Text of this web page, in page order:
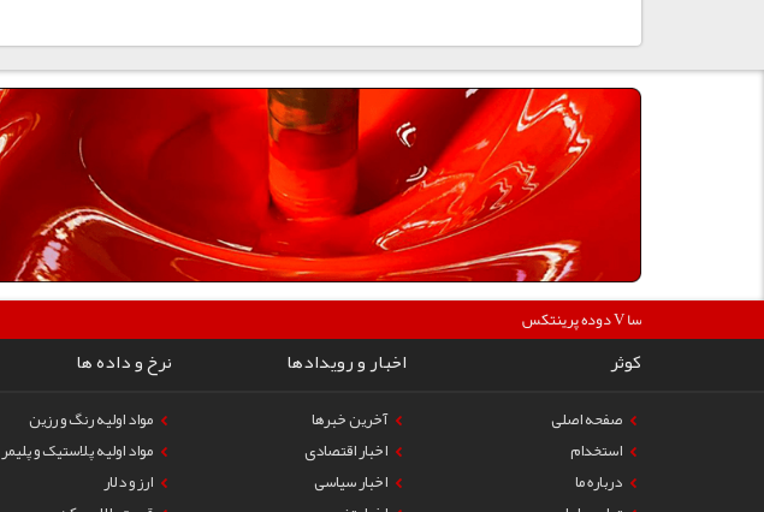
دوده پرینتکس V دگوسا :360000
کوثر اخبار و رویدادها نرخ و داده ها
صفحه اصلی
استخدام
درباره ما
آخرین خبرها
اخبار اقتصادی
اخبار سیاسی
مواد اولیه رنگ و رزین
مواد اولیه پلاستیک و پلیمر
ارز و دلار